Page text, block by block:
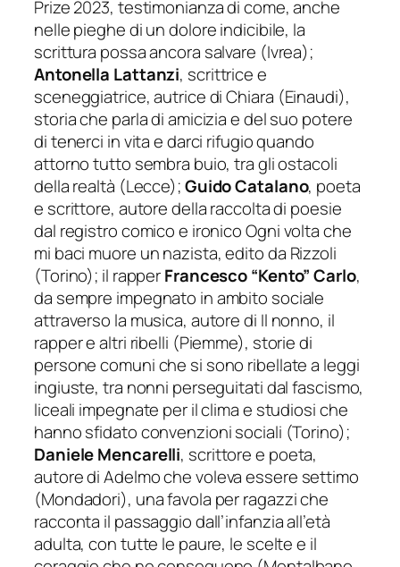
Prize 2023, testimonianza di come, anche
nelle pieghe di un dolore indicibile, la
scrittura possa ancora salvare (Ivrea);
Antonella Lattanzi, scrittrice e
sceneggiatrice, autrice diChiara (Einaudi),
storia che parla di amicizia e del suo potere
di tenerci in vita e darci rifugio quando
attorno tutto sembra buio, tra gli ostacoli
della realtà (Lecce);Guido Catalano, poeta
e scrittore, autore della raccolta di poesie
dal registro comico e ironicoOgni volta che
mi baci muore un nazista, edito da Rizzoli
(Torino); il rapperFrancesco “Kento” Carlo,
da sempre impegnato in ambito sociale
attraverso la musica, autore di Il nonno, il
rapper e altri ribelli (Piemme), storie di
persone comuni che si sono ribellate a leggi
ingiuste, tra nonni perseguitati dal fascismo,
liceali impegnate per il clima e studiosi che
hanno sfidato convenzioni sociali (Torino);
Daniele Mencarelli, scrittore e poeta,
autore diAdelmo che voleva essere settimo
(Mondadori), una favola per ragazzi che
racconta il passaggio dall’infanzia all’età
adulta, con tutte le paure, le scelte e il